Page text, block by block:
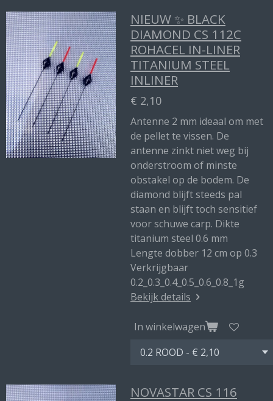
NIEUW ✨ BLACK
DIAMOND CS 112C
ROHACEL IN-LINER
TITANIUM STEEL
INLINER
€ 2,10
Antenne 2 mm ideaal om met
de pellet te vissen. De
antenne zinkt niet weg bij
onderstroom of minste
obstakel op de bodem. De
diamond blijft steeds pal
staan en blijft toch sensitief
voor schuwe carp. Dikte
titanium steel 0.6 mm
Lengte dobber 12 cm op 0.3
Verkrijgbaar
0.2_0.3_0.4_0.5_0.6_0.8_1g
Bekijk details
In winkelwagen
NOVASTAR CS 116